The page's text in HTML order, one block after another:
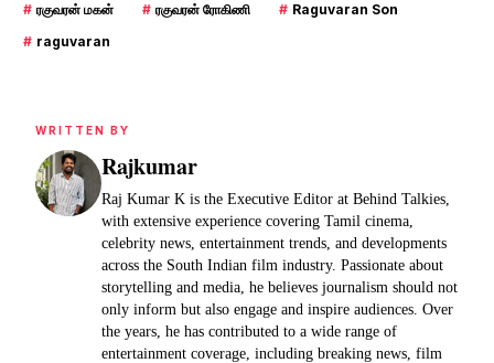
# ரகுவரன் மகன் # ரகுவரன் ரோகிணி # Raguvaran Son
# raguvaran
WRITTEN BY
Rajkumar
Raj Kumar K is the Executive Editor at Behind Talkies,
with extensive experience covering Tamil cinema,
celebrity news, entertainment trends, and developments
across the South Indian film industry. Passionate about
storytelling and media, he believes journalism should not
only inform but also engage and inspire audiences. Over
the years, he has contributed to a wide range of
entertainment coverage, including breaking news, film